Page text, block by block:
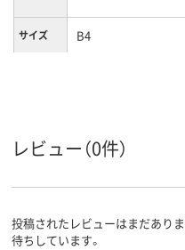
サイズ B4
レビュー（0件）
投稿されたレビューはまだあり
待ちしています。